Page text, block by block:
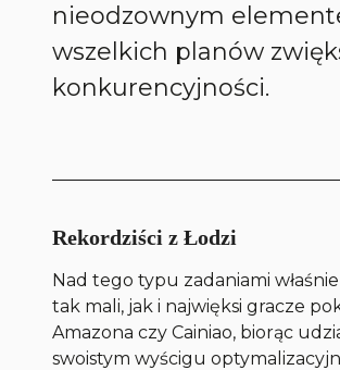
nieodzownym
wszelkich planów
konkurencyjności.
Rekordziści z Łodzi
Nad tego typu zadaniami właśnie
tak mali, jak i najwięksi gracze
Amazona czy Cainiao, biorąc
swoistym wyścigu